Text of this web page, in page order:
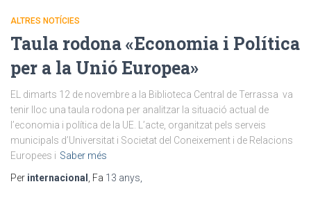
ALTRES NOTÍCIES
Taula rodona «Economia i Política
per a la Unió Europea»
EL dimarts 12 de novembre a la Biblioteca Central de Terrassa va
tenir lloc una taula rodona per analitzar la situació actual de
l’economia i política de la UE. L’acte, organitzat pels serveis
municipals d’Universitat i Societat del Coneixement i de Relacions
Europees i Saber més
Per internacional , Fa 13 anys